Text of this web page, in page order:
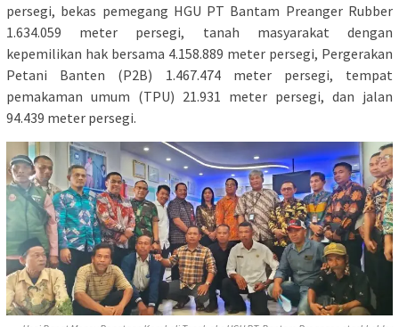
persegi, bekas pemegang HGU PT Bantam Preanger Rubber
1.634.059 meter persegi, tanah masyarakat dengan
kepemilikan hak bersama 4.158.889 meter persegi, Pergerakan
Petani Banten (P2B) 1.467.474 meter persegi, tempat
pemakaman umum (TPU) 21.931 meter persegi, dan jalan
94.439 meter persegi.